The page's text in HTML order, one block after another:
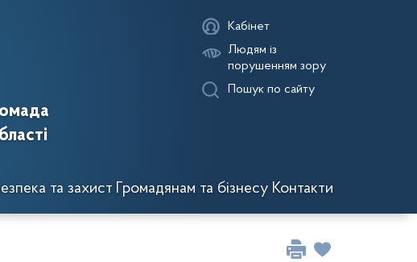
Кабінет
Людям із
порушенням зору
Пошук по сайту
та захист Громадянам та бізнесу Контакти